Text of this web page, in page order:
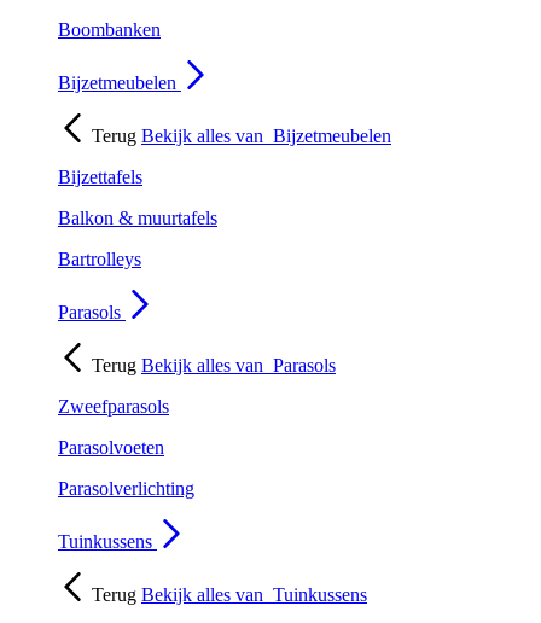
Boombanken
Bijzetmeubelen
Terug Bekijk alles van Bijzetmeubelen
Bijzettafels
Balkon & muurtafels
Bartrolleys
Parasols
Terug Bekijk alles van Parasols
Zweefparasols
Parasolvoeten
Parasolverlichting
Tuinkussens
Terug Bekijk alles van Tuinkussens